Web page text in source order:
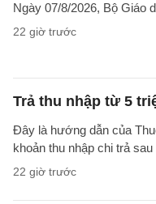
Ngày 07/8/2026, Bộ Giáo
22 giờ trước
Trả thu nhập từ 5
Đây là hướng dẫn của
khoản thu nhập chi trả
22 giờ trước